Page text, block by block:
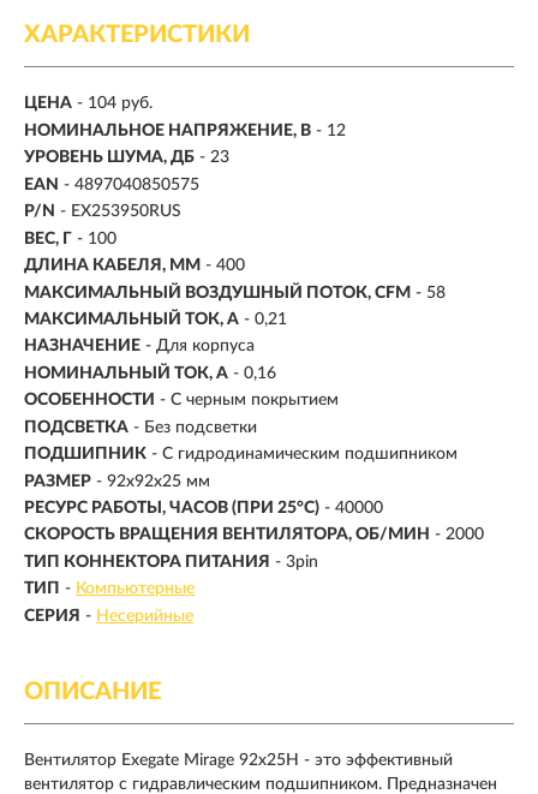
ХАРАКТЕРИСТИКИ
ЦЕНА - 104 руб.
НОМИНАЛЬНОЕ НАПРЯЖЕНИЕ, В - 12
УРОВЕНЬ ШУМА, ДБ - 23
EAN - 4897040850575
P/N - EX253950RUS
ВЕС, Г - 100
ДЛИНА КАБЕЛЯ, ММ - 400
МАКСИМАЛЬНЫЙ ВОЗДУШНЫЙ ПОТОК, CFM - 58
МАКСИМАЛЬНЫЙ ТОК, А - 0,21
НАЗНАЧЕНИЕ - Для корпуса
НОМИНАЛЬНЫЙ ТОК, А - 0,16
ОСОБЕННОСТИ - С черным покрытием
ПОДСВЕТКА - Без подсветки
ПОДШИПНИК - С гидродинамическим подшипником
РАЗМЕР - 92x92x25 мм
РЕСУРС РАБОТЫ, ЧАСОВ (ПРИ 25°C) - 40000
СКОРОСТЬ ВРАЩЕНИЯ ВЕНТИЛЯТОРА, ОБ/МИН - 2000
ТИП КОННЕКТОРА ПИТАНИЯ - 3pin
ТИП - Компьютерные
СЕРИЯ - Несерийные
ОПИСАНИЕ
Вентилятор Exegate Mirage 92x25H - это эффективный
вентилятор с гидравлическим подшипником. Предназначен